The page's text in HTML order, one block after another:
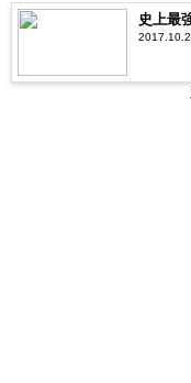
史上最
2017.10.2